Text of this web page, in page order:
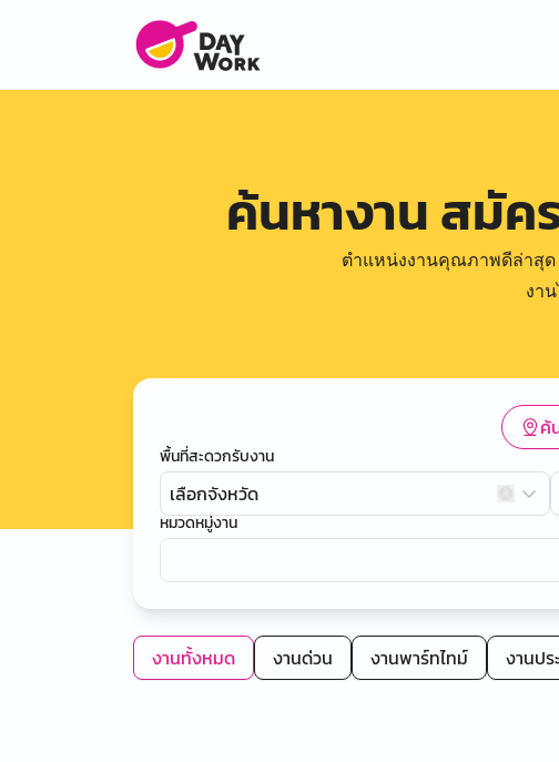
ค้นหางาน สมัค
ตำแหน่งงานคุณภาพดีล่าสุ
งา
ค้
พื้นที่สะดวกรับงาน
เลือกจังหวัด
หมวดหมู่งาน
งานทั้งหมด งานด่วน งานพาร์ทไทม์ งานปร